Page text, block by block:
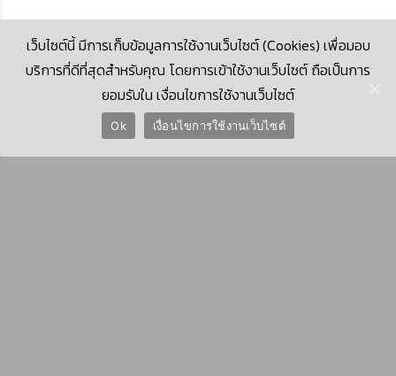
© 2026 Krungthai Computer Services Co., Ltd. (KTCS)
เว็บไซต์นี้ มีการเก็บข้อมูลการใช้งานเว็บไซต์ (Cookies) เพื่อมอบ
บริการที่ดีที่สุดสำหรับคุณ โดยการเข้าใช้งานเว็บไซต์ ถือเป็นการ
ยอมรับใน เงื่อนไขการใช้งานเว็บไซต์
Ok เงื่อนไขการใช้งานเว็บไซต์